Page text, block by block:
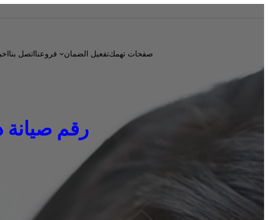
اتصل بنافروعنا تفعيل الضمانصفحات تهمك
رقم صيانة دايو